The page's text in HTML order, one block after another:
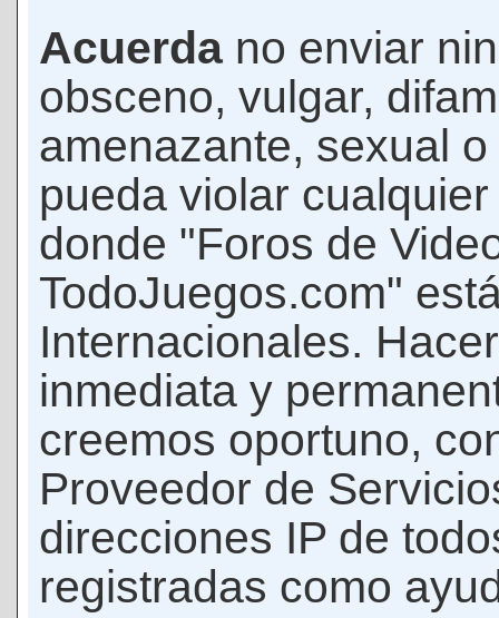
Acuerda no enviar
obsceno, vulgar,
amenazante, sexual
pueda violar
donde "Foros de
TodoJuegos.com"
Internacionales.
inmediata y
creemos oportuno,
Proveedor de
direcciones IP de
registradas como